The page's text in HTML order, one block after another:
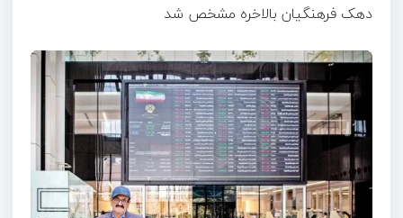
دهک فرهنگیان بالاخره مشخص شد